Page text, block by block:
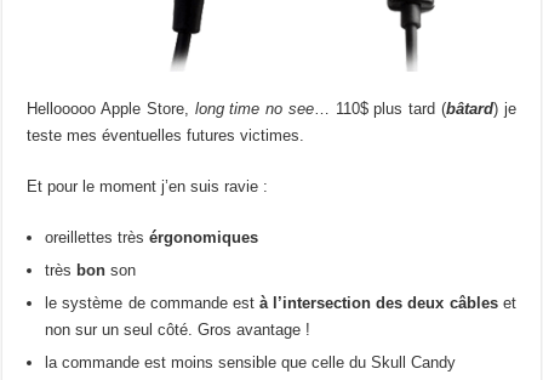
Hellooooo Apple Store, long time no see… 110$ plus tard (bâtard) je
teste mes éventuelles futures victimes.
Et pour le moment j’en suis ravie :
oreillettes trèsérgonomiques
très bon son
le système de commande est à l’intersection des deux câbleset
non sur un seul côté. Gros avantage !
la commande est moins sensible que celle du Skull Candy